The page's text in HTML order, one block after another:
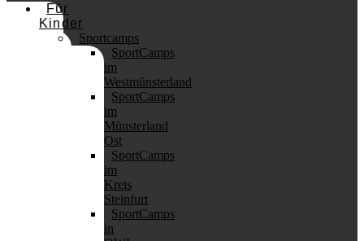
Für
Kinder
Sportcamps
SportCamps
im
Westmünsterland
SportCamps
im
Münsterland
Ost
SportCamps
im
Kreis
Steinfurt
SportCamps
in